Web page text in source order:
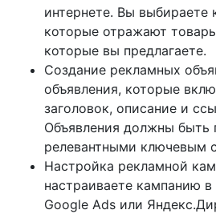
интернете. Вы выбираете
которые отражают
которые вы предлагаете.
Создание рекламных
объявления, которые
заголовок, описание и
Объявления должны быть
релевантными ключевым
Настройка рекламной
настраиваете кампанию
Google Ads или